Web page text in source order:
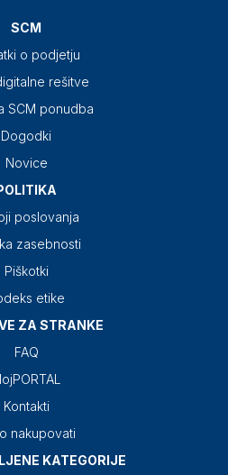
SCM
o podjetju
rešitve
SCM ponudba
Dogodki
Novice
poslovanja
zasebnosti
Piškotki
etike
ZA STRANKE
FAQ
Kontakti
nakupovati
KATEGORIJE